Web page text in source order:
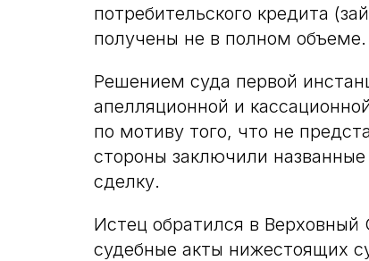
потребительского кредита
получены не в полном объеме.
Решением суда первой
апелляционной и
по мотиву того, что не
стороны заключили
сделку.
Истец обратился в
судебные акты нижестоящих